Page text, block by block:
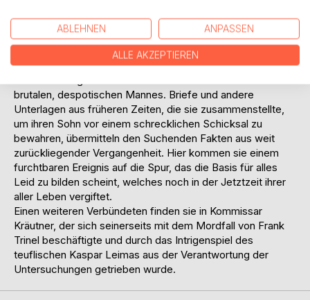
körperlich zu zerstören.
Hilfe wird den Forschenden unversehens aus dem Jenseits
zuteil, ausgerechnet von Olivers verstorbener Mutter
Linette. Ähnlich wie Miranda befand auch sie sich in einer
brutalen, despotischen Mannes. Briefe und andere
Unterlagen aus früheren Zeiten, die sie zusammenstellte,
um ihren Sohn vor einem schrecklichen Schicksal zu
bewahren, übermitteln den Suchenden Fakten aus weit
zurückliegender Vergangenheit. Hier kommen sie einem
furchtbaren Ereignis auf die Spur, das die Basis für alles
Leid zu bilden scheint, welches noch in der Jetztzeit ihrer
aller Leben vergiftet.
Einen weiteren Verbündeten finden sie in Kommissar
Kräutner, der sich seinerseits mit dem Mordfall von Frank
Trinel beschäftigte und durch das Intrigenspiel des
teuflischen Kaspar Leimas aus der Verantwortung der
Untersuchungen getrieben wurde.
ABLEHNEN ANPASSEN
ALLE AKZEPTIEREN